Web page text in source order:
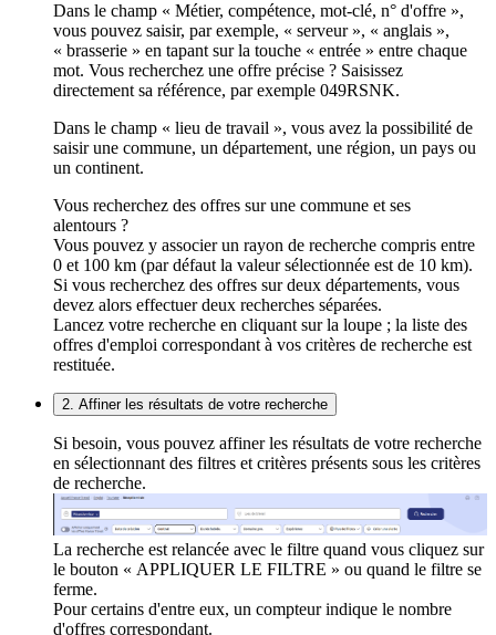
Dans le champ « Métier, compétence, mot-clé, n° d'offre »,
vous pouvez saisir, par exemple, « serveur », « anglais »,
« brasserie » en tapant sur la touche « entrée » entre chaque
mot. Vous recherchez une offre précise ? Saisissez
directement sa référence, par exemple 049RSNK.
Dans le champ « lieu de travail », vous avez la possibilité de
saisir une commune, un département, une région, un pays ou
un continent.
Vous recherchez des offres sur une commune et ses
alentours ?
Vous pouvez y associer un rayon de recherche compris entre
0 et 100 km (par défaut la valeur sélectionnée est de 10 km).
Si vous recherchez des offres sur deux départements, vous
devez alors effectuer deux recherches séparées.
Lancez votre recherche en cliquant sur la loupe ; la liste des
offres d'emploi correspondant à vos critères de recherche est
restituée.
2. Affiner les résultats de votre recherche
Si besoin, vous pouvez affiner les résultats de votre recherche
en sélectionnant des filtres et critères présents sous les critères
de recherche.
La recherche est relancée avec le filtre quand vous cliquez sur
le bouton « APPLIQUER LE FILTRE » ou quand le filtre se
ferme.
Pour certains d'entre eux, un compteur indique le nombre
d'offres correspondant.